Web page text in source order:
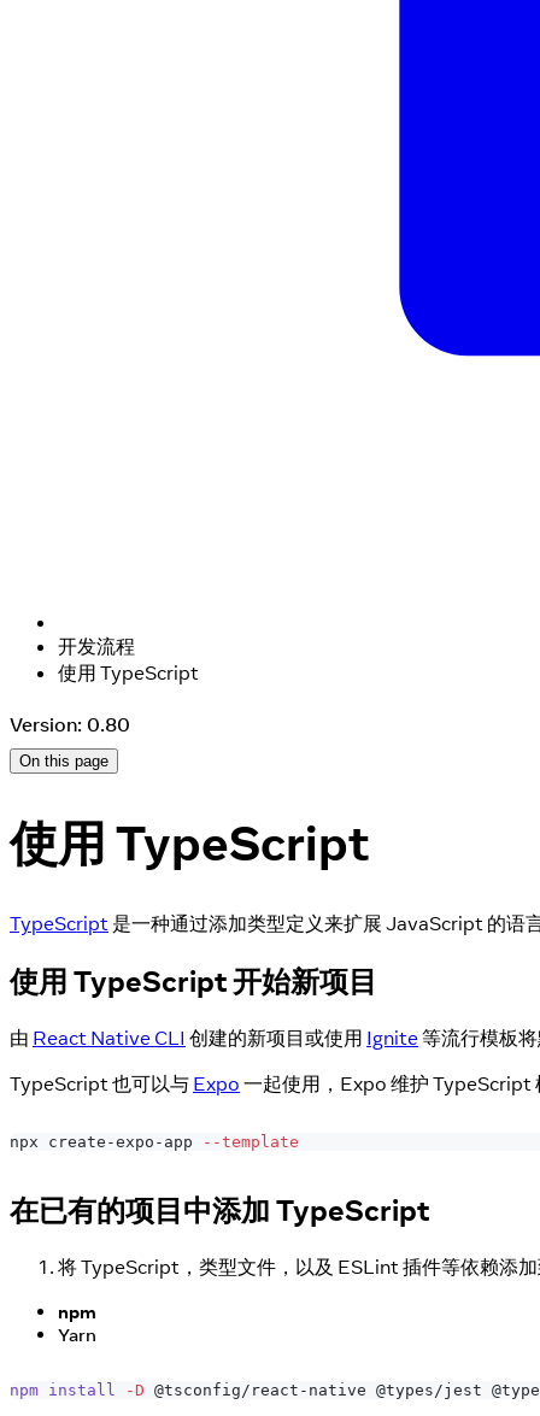
开发流程
使用 TypeScript
Version: 0.80
On this page
使用 TypeScript
TypeScript 是一种通过添加类型定义来扩展 JavaScript 的
使用 TypeScript 开始新项目
由 React Native CLI 创建的新项目或使用 Ignite等流行模板
TypeScript 也可以与 Expo 一起使用，Expo 维护 TypeScript
npx create-expo-app --template
在已有的项目中添加 TypeScript
将 TypeScript，类型文件，以及 ESLint 插件等依赖添
npm
Yarn
npm install -D @tsconfig/react-native @types/jest